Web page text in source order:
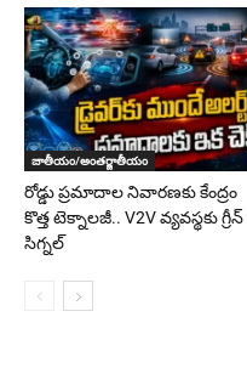
జాతీయం/అంతర్జాతీయం
రోడ్డు ప్రమాదాల నివారణకు కేంద్రం
కొత్త టెక్నాలజీ.. V2V వ్యవస్థకు గ్రీన్
సిగ్నల్